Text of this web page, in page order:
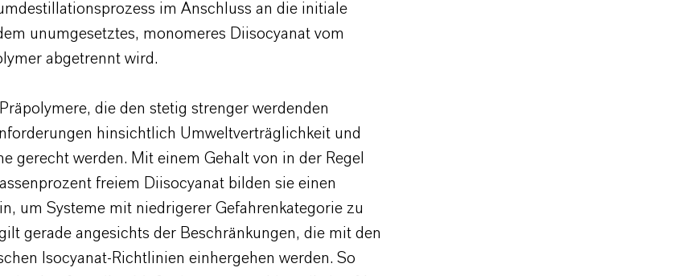
im Anschluss an die initiale
unumgesetztes, monomeres Diisocyanat vom
abgetrennt wird.
die den stetig strenger werdenden
hinsichtlich Umweltverträglichkeit und
gerecht werden. Mit einem Gehalt von in der Regel
freiem Diisocyanat bilden sie einen
um Systeme mit niedrigerer Gefahrenkategorie zu
gerade angesichts der Beschränkungen, die mit den
Isocyanat-Richtlinien einhergehen werden. So